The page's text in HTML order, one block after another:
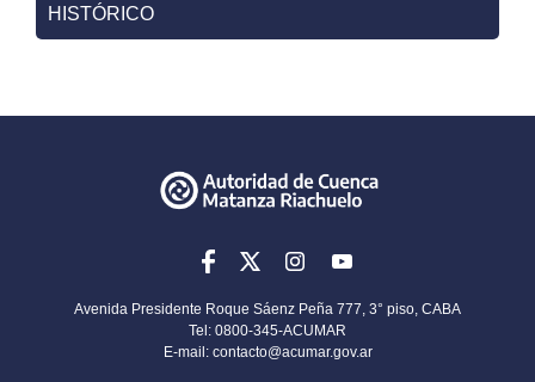
HISTÓRICO
Avenida Presidente Roque Sáenz Peña 777, 3° piso, CABA
Tel: 0800-345-ACUMAR
E-mail: contacto@acumar.gov.ar